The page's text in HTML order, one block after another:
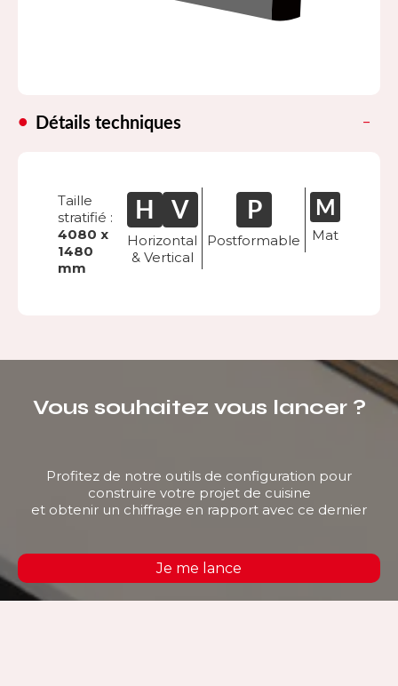
Détails techniques
Taille
stratifié :
4080 x
1480
mm
Horizontal
& Vertical
Postformable Mat
Vous souhaitez vous lancer ?
Profitez de notre outils de configuration pour
construire votre projet de cuisine
et obtenir un chiffrage en rapport avec ce dernier
Je me lance